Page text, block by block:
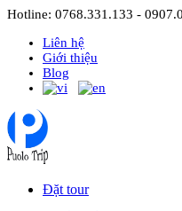
Hotline: 0768.331.133 -
Liên hệ
Giới thiệu
Blog
Đặt tour